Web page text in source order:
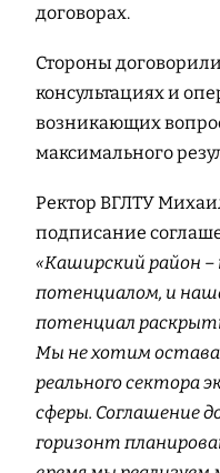
договорах.
Стороны
консультациях и
возникающих
максимального
Ректор ВГЛТУ
подписание
«Каширский район
потенциалом, и
потенциал
Мы не хотим
реального сектора
сферы. Соглашение
горизонт